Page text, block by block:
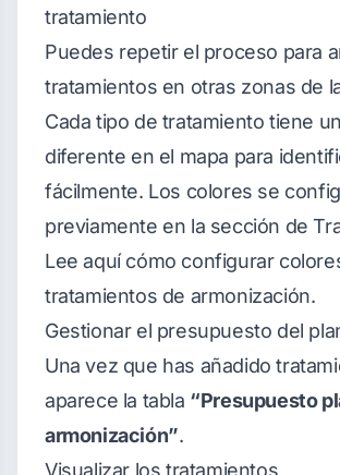
tratamiento
Puedes repetir el proceso para
tratamientos en otras zonas de
Cada tipo de tratamiento tiene
diferente en el mapa para
fácilmente. Los colores se
previamente en la sección de
Lee aquí cómo configurar
tratamientos de armonización.
Gestionar el presupuesto del
Una vez que has añadido
aparece la tabla “Presupuesto
armonización”.
Visualizar los tratamientos